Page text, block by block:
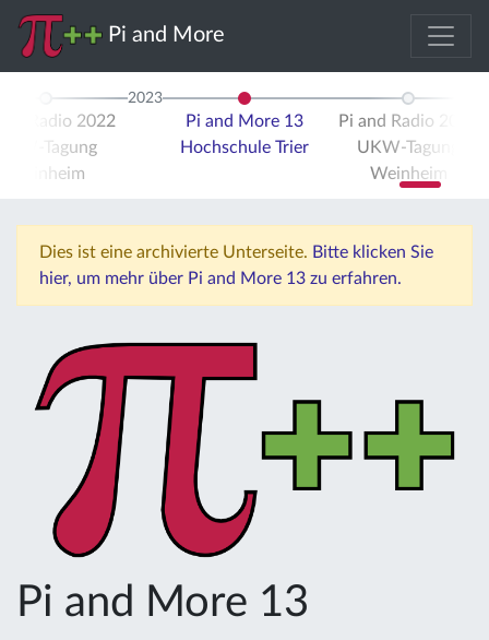
Pi and More
Radio 2022
Tagung
Weinheim
2023
Pi and More 13
Hochschule Trier
Pi and Radio 2023
UKW-Tagung
Weinheim
Dies ist eine archivierte Unterseite. Bitte klicken Sie
hier, um mehr über Pi and More 13 zu erfahren.
Pi and More 13